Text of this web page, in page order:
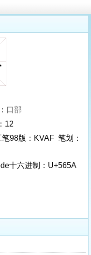
口部
12
98版：KVAF 笔划：
十六进制：U+565A